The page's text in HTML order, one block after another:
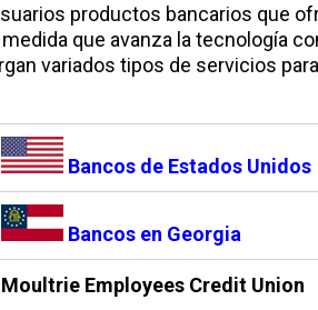
productos bancarios que
que avanza la tecnología
variados tipos de servicios
Bancos de Estados Unidos
Bancos en Georgia
Moultrie Employees Credit Union